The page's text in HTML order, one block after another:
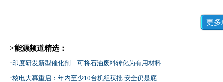
更多
>能源频道精选：
·印度研发新型催化剂 可将石油废料转化为有用材料
·核电大幕重启：年内至少10台机组获批 安全仍是底